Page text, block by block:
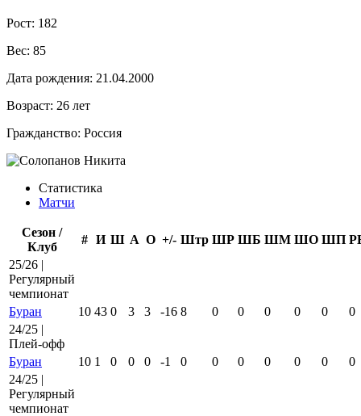
Рост: 182
Вес: 85
Дата рождения: 21.04.2000
Возраст: 26 лет
Гражданство: Россия
Статистика
Матчи
Сезон /
Клуб
# И Ш А О +/- Штр ШР ШБ ШМ ШО ШП
25/26 |
Регулярный
чемпионат
Буран
10 43 0 3 3 -16 8 0 0 0 0 0
0
24/25 |
Плей-офф
Буран
10 1 0 0 0 -1 0 0 0 0 0 0
0
24/25 |
Регулярный
чемпионат